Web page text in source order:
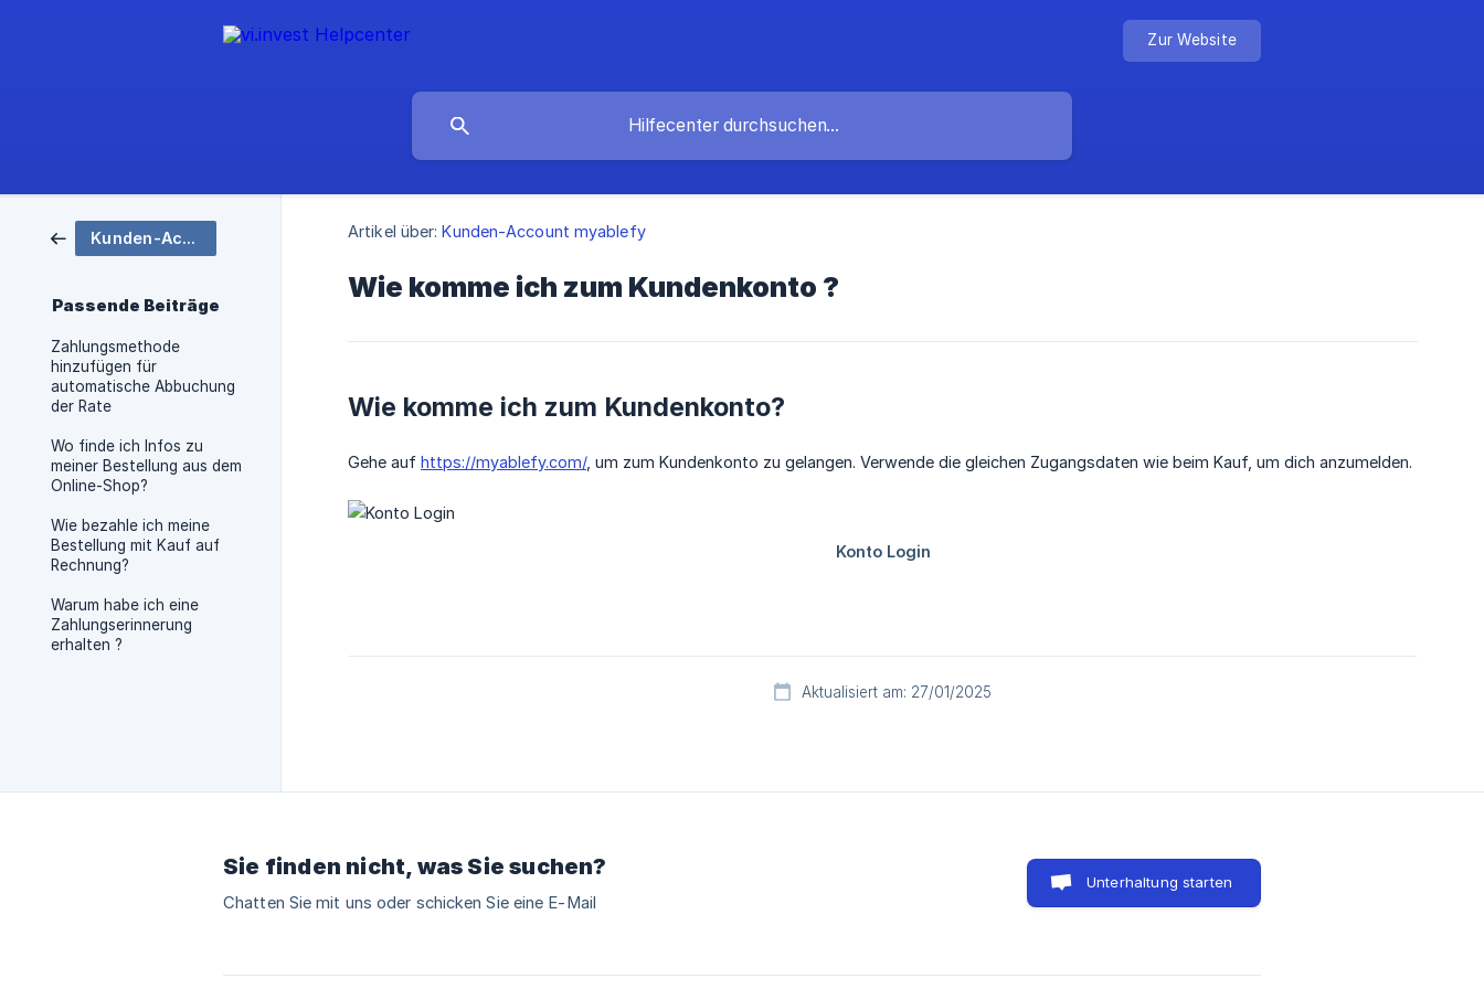
Zur Website
Kunden-Account myablefy
Passende Beiträge
Zahlungsmethode
hinzufügen für
automatische Abbuchung
der Rate
Wo finde ich Infos zu
meiner Bestellung aus dem
Online-Shop?
Wie bezahle ich meine
Bestellung mit Kauf auf
Rechnung?
Warum habe ich eine
Zahlungserinnerung
erhalten ?
Artikel über: Kunden-Account myablefy
Wie komme ich zum Kundenkonto ?
Wie komme ich zum Kundenkonto?
Gehe auf https://myablefy.com/, um zum Kundenkonto zu gelangen. Verwende die gleichen Zugangsdaten wie beim Kauf, um dich anzumelden.
Aktualisiert am: 27/01/2025
Sie finden nicht, was Sie suchen?
Chatten Sie mit uns oder schicken Sie eine E-Mail
Unterhaltung starten